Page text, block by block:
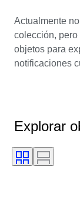
Actualmente
colección,
objetos para
notificaciones
Explorar